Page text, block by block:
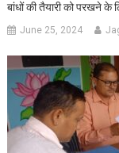
बांधों की तैयारी को परखने के
June 25, 2024